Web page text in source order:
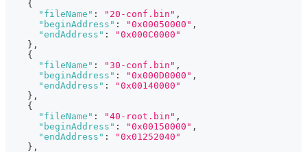
{
"fileName" : "20-conf.bin" ,
"beginAddress" : "0x00050000" ,
"endAddress" :
"0x000C0000"
} ,
{
"fileName" : "30-conf.bin" ,
"beginAddress" : "0x000D0000" ,
"endAddress" :
"0x00140000"
} ,
{
"fileName" : "40-root.bin" ,
"beginAddress" : "0x00150000" ,
"endAddress" :
"0x01252040"
} ,